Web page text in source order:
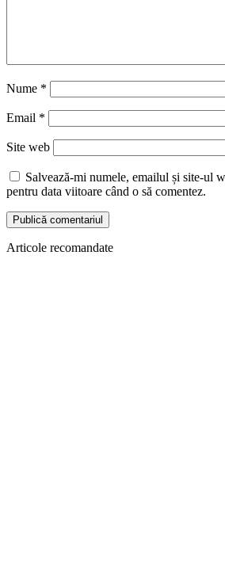
Nume *
Email *
Site web
Salvează-mi numele, emailul și site-ul
pentru data viitoare când o să comentez.
Articole recomandate